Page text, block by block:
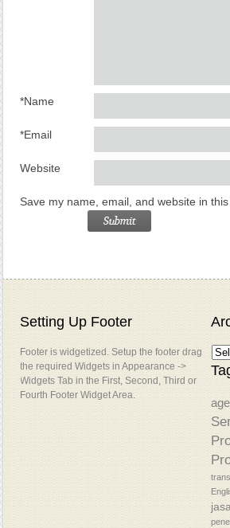
Name
*
Email
*
Website
Save my name, email, and website in
Setting Up Footer
Footer is widgetized. Setup the footer drag
the required Widgets in Appearance ->
Widgets Tab in the First, Second, Third or
Fourth Footer Widget Area.